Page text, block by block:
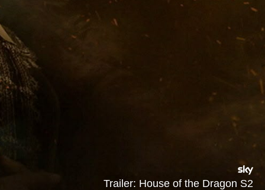
Trailer: House of the Dragon S2